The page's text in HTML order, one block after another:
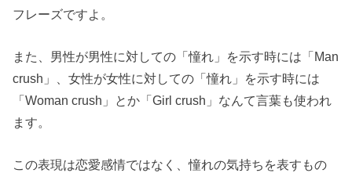
フレーズですよ。
また、男性が男性に対しての「憧れ」を示す時には「Man
crush」、女性が女性に対しての「憧れ」を示す時には
「Woman crush」とか「Girl crush」なんて言葉も使われ
ます。
この表現は恋愛感情ではなく、憧れの気持ちを表すもの